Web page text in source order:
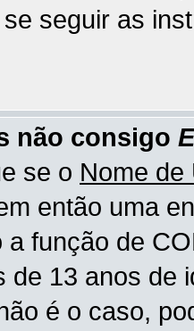
seguir as
não consigo
se o Nome de
então uma
função de
de 13 anos de
é o caso,